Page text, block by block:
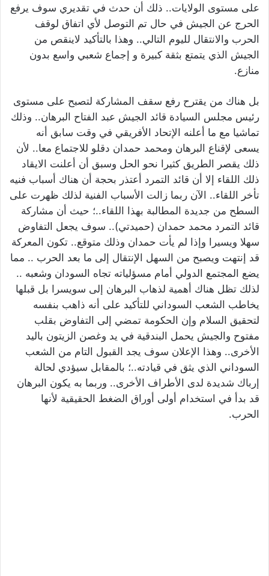
على مستوى الولايات.. ذلك أن حدث في تقديري سوف يرفع
الحرج عن الجيش في حال تم التوصل لأي اتفاق لوقف
الحرب والانتقال لليوم التالي.. وهذا بالتأكيد لاينقص من
الجيش الذي يتمتع بثقة كبيرة و إجماع شعبي واسع بدون
منازع.
بل هناك من يقترح رفع سقف المشاركة لتصبح على مستوى
رئيس مجلس السيادة قائد الجيش عبد الفتاح البرهان.. وذلك
تماشيا مع ما أعلنه الإتحاد الأفريقي في وقت سابق أنه
يسعى لإقناع البرهان ومحمد حمدان دقلو للاجتماع معا.. لأن
ذلك يقصر الطريق كثيرا نحو الحل وسبق أن أعلنت الايقاد
ذلك اللقاء إلا أن قائد التمرد أعتذر بحجة أن هناك أسباب فنيه
تأخر اللقاء.. الآن ربما زالت الأسباب الفنية لذلك ظهرت على
السطح من جديدة المطالبة بهذا اللقاء..؛ حيث أن مشاركة
قائد التمرد محمد حمدان (حميدتي).. سوف يجعل التفاوض
سهلا ويسيرا وإذا لم يأت حمدان وذلك متوقع.. تكون المعركة
قد إنتهت ويصبح من السهل الإنتقال إلى ما بعد الحرب .. مما
يضع المجتمع الدولي أمام مسؤلياته تجاه السودان وشعبه ..
لذلك تظل هناك أهمية لذهاب البرهان إلى سويسرا بل قبلها
يخاطب الشعب السوداني للتأكيد على أنه ذاهب بنفسه
لتحقيق السلام وإن الحكومة تمضي إلى التفاوض بقلب
مفتوح والجيش يحمل البندقية في يد وغصن الزيتون باليد
الأخرى.. وهذا الإعلان سوف يجد القبول التام من الشعب
السوداني الذي يثق في قيادته..؛ بالمقابل سيؤدي لحالة
إرباك شديدة لدى الأطراف الأخرى.. وربما به يكون البرهان
قد بدأ في استخدام أولى أوراق الضغط الحقيقية لأنها
الحرب.